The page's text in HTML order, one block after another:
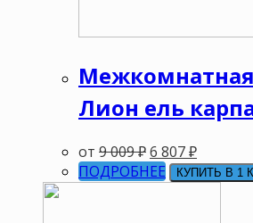
Лион ель
от 9 009₽6 807₽
ПОДРОБНЕЕ
КУПИТЬ В 1